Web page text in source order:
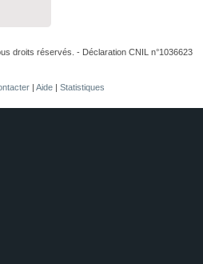
droits réservés. - Déclaration CNIL n°1036623
| Aide | Statistiques